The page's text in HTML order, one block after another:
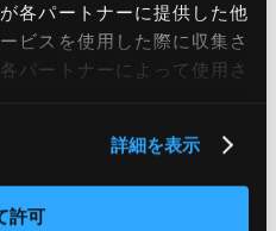
各パートナーに提供した他
ビスを使用した際に収集さ
パートナーによって使用さ
詳細を表示
許可
ションサービス『OPS』の営業を担当
品を紹介する仕事」というイメージを持
解”がありません。だからこそ、お客様
分が組み立てた提案がきっかけでお客
あるんですね」と受け入れられたとき、